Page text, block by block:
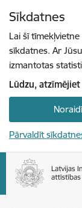
Sīkdatnes
Lai šī
sīkdatnes. Ar
izmantotas
Lūdzu,
Pārvaldīt